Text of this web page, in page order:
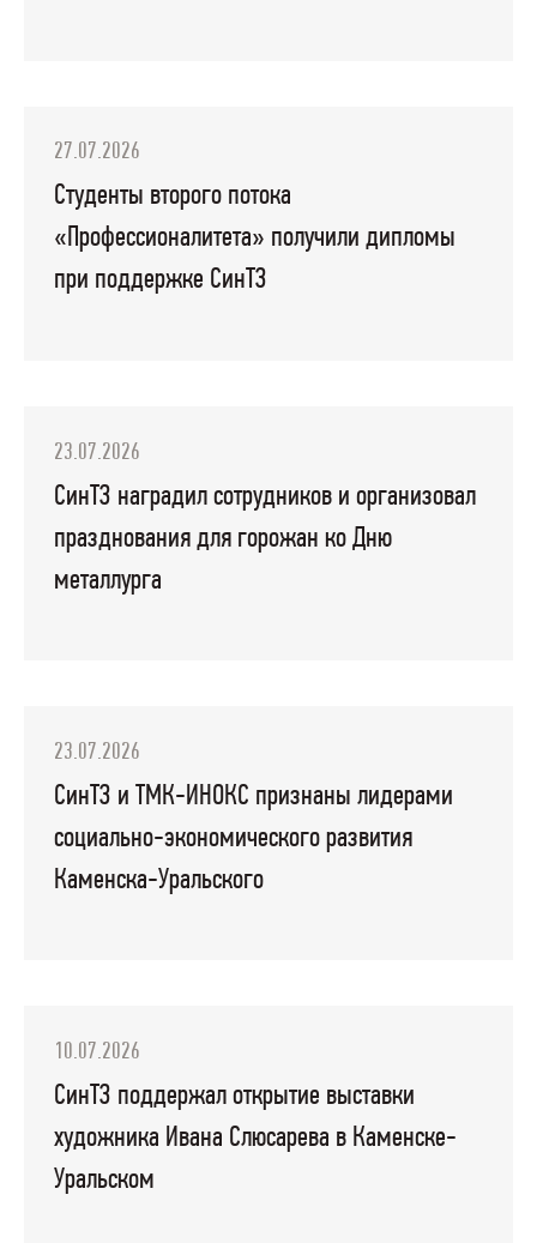
27.07.2026
Студенты второго потока
«Профессионалитета» получили дипломы
при поддержке СинТЗ
23.07.2026
СинТЗ наградил сотрудников и организовал
празднования для горожан ко Дню
металлурга
23.07.2026
СинТЗ и ТМК-ИНОКС признаны лидерами
социально-экономического развития
Каменска-Уральского
10.07.2026
СинТЗ поддержал открытие выставки
художника Ивана Слюсарева в Каменске-
Уральском